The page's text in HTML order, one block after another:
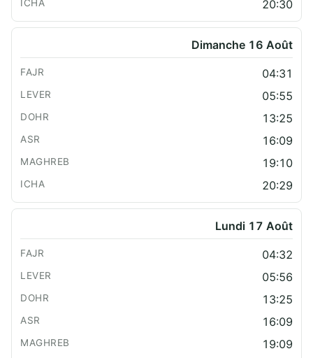
20:30
Dimanche 16 Août
04:31
05:55
13:25
16:09
19:10
20:29
Lundi 17 Août
04:32
05:56
13:25
16:09
19:09